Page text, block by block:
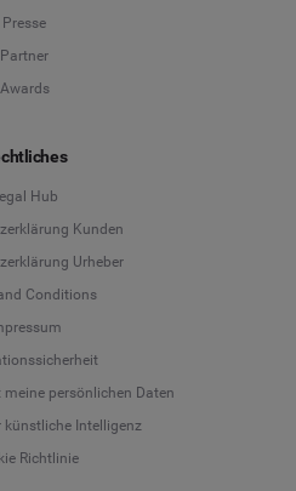
Presse
Partner
Awards
Hub
Kunden
Urheber
Conditions
persönlichen Daten
künstliche Intelligenz
Richtlinie
Deutsch
English